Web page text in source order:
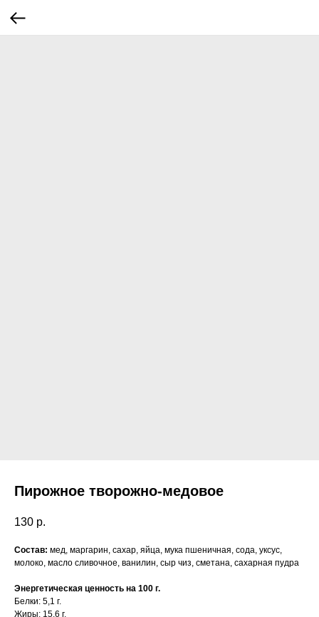
Пирожное творожно-медовое
130 р.
Состав: мед, маргарин, сахар, яйца, мука пшеничная, сода, уксус,
молоко, масло сливочное, ванилин, сыр чиз, сметана, сахарная пудра
Энергетическая ценность на 100 г.
Белки: 5,1 г.
Жиры: 15,6 г.